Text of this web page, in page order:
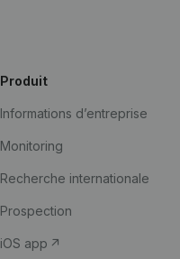
Produit
Informations d’entreprise
Monitoring
Recherche internationale
Prospection
iOS app